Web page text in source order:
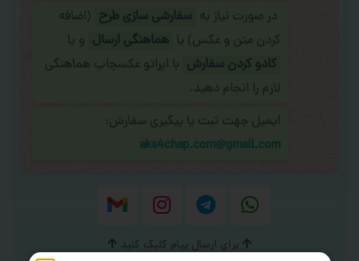
در صورت نیاز به سفارشی سازی طرح (اضافه
کردن متن و عکس) یا هماهنگی ارسال و یا
کادو کردن سفارش با اپراتو عکسچاپ هماهنگی
لازم را انجام دهید.
ایمیل جهت ثبت یا پیگیری سفارش:
aks4chap.com@gmail.com
برای ارسال پیام کلیک کنید